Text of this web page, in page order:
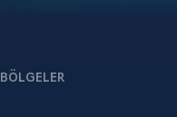
BÖLGELER